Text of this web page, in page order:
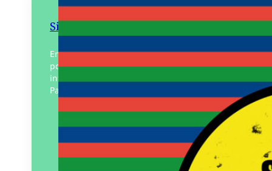
Siamo Tutti Kanaky
En Kanaky et ailleurs, arrêtons la
politique de la colonie ! Fantaisie
internationaliste lumineuse. Solidarité,
Paix et Liberté ! Affiche recto simple
Éditeur :À la criée